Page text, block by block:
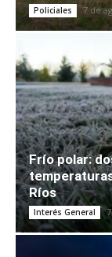
Policiales 7 de
Frío polar:
Ríos
Interés General